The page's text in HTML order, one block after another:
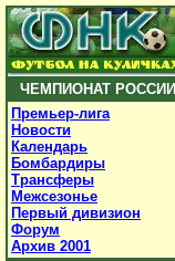
ЧЕМПИОНАТ РОССИИ
Премьер-лига
Новости
Календарь
Бомбардиры
Трансферы
Межсезонье
Первый дивизион
Форум
Архив 2001